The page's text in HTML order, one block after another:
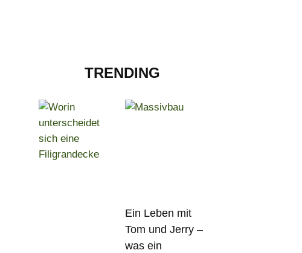
TRENDING
Ein Leben mit
Tom und Jerry –
was ein